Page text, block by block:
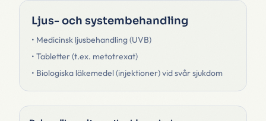
Ljus- och systembehandling
• Medicinsk ljusbehandling (UVB)
• Tabletter (t.ex. metotrexat)
• Biologiska läkemedel (injektioner) vid svår sjukdom